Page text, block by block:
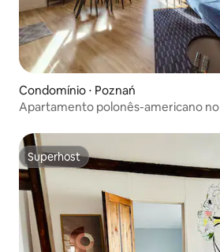
Condomínio ⋅ Poznań
Apartamento polonês-americano
Superhost
Superhost